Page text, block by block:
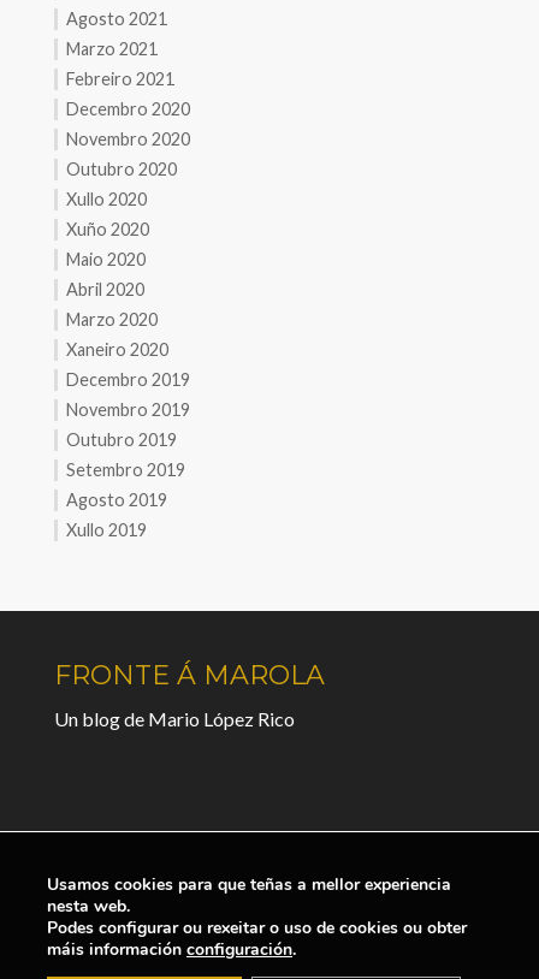
Agosto 2021
Marzo 2021
Febreiro 2021
Decembro 2020
Novembro 2020
Outubro 2020
Xullo 2020
Xuño 2020
Maio 2020
Abril 2020
Marzo 2020
Xaneiro 2020
Decembro 2019
Novembro 2019
Outubro 2019
Setembro 2019
Agosto 2019
Xullo 2019
FRONTE Á MAROLA
Un blog de Mario López Rico
Usamos cookies para que teñas a mellor experiencia
nesta web.
Podes configurar ou rexeitar o uso de cookies ou obter
máis información configuración.